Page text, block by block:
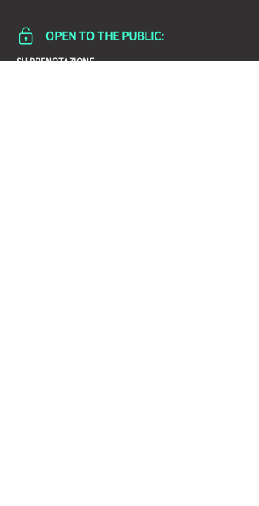
OPEN TO THE PUBLIC:
SU PRENOTAZIONE